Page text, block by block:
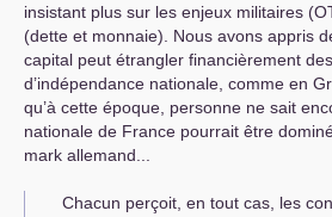
insistant plus sur les enjeux militaires (
(dette et monnaie). Nous avons appris
capital peut étrangler financièrement
d’indépendance nationale, comme en
qu’à cette époque, personne ne sait
nationale de France pourrait être
mark allemand...
Chacun perçoit, en tout cas, les